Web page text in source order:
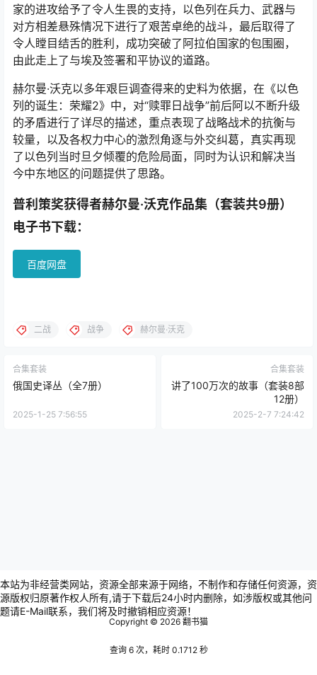
家的进攻给予了令人生畏的支持，以色列在兵力、武器与
对方相差悬殊情况下进行了艰苦卓绝的战斗，最后取得了
令人瞠目结舌的胜利，成功突破了阿拉伯国家的包围圈，
由此走上了与埃及签署和平协议的道路。
赫尔曼·沃克以多年艰巨调查得来的史料为依据，在《以色
列的诞生：荣耀2》中，对“赎罪日战争”前后阿以不断升级
的矛盾进行了详尽的描述，重点表现了战略战术的抗衡与
较量，以及各权力中心的激烈角逐与外交纠葛，真实再现
了以色列当时旦夕倾覆的危险局面，同时为认识和解决当
今中东地区的问题提供了思路。
普利策奖获得者赫尔曼·沃克作品集（套装共9册）
电子书下载：
百度网盘
二战 战争 赫尔曼·沃克
合集套装
俄国史译丛（全7册）
2025-1-25 7:56:55
合集套装
讲了100万次的故事（套装8部
12册）
2025-2-7 7:24:42
本站为非经营类网站，资源全部来源于网络，不制作和存储任何资源，资
源版权归原著作权人所有,请于下载后24小时内删除，如涉版权或其他问
题请E-Mail联系，我们将及时撤销相应资源！
Copyright © 2026 翻书猫
查询 6 次，耗时 0.1712 秒